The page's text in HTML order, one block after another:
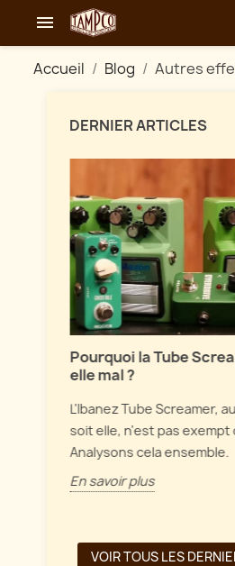

Accueil Blog Autres
DERNIER ARTICLES
Pourquoi la Tube
elle mal ?
L'Ibanez Tube Screamer,
soit elle, n'est pas exempt
Analysons cela ensemble.
En savoir plus
VOIR TOUS LES